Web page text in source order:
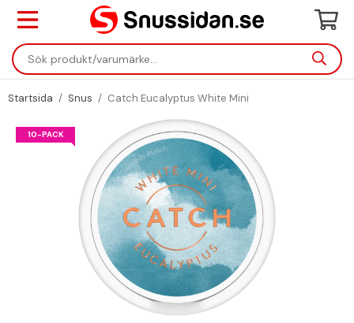
Startsida / Snus / Catch Eucalyptus White Mini
10-PACK